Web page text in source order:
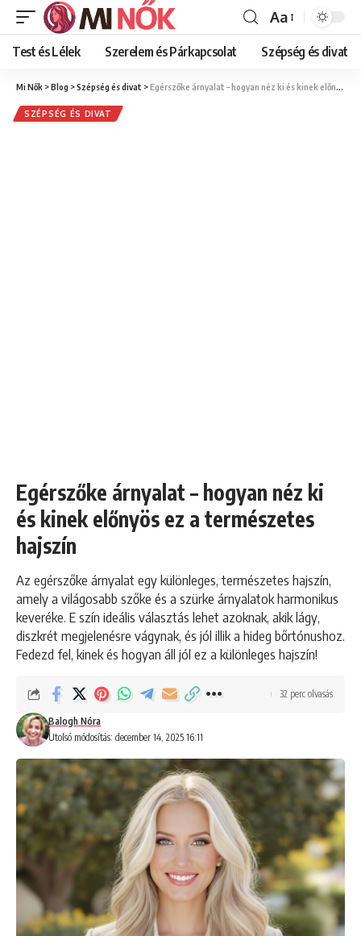
Font
Resizer
Aa
Test és Lélek Szerelem és Párkapcsolat Szépség és divat
Mi Nők >Blog >Szépség és divat >Egérszőke árnyalat – hogyan néz ki és kinek előnyös ez a természetes hajszín
SZÉPSÉG ÉS DIVAT
Egérszőke árnyalat – hogyan néz ki
és kinek előnyös ez a természetes
hajszín
Az egérszőke árnyalat egy különleges, természetes hajszín,
amely a világosabb szőke és a szürke árnyalatok harmonikus
keveréke. E szín ideális választás lehet azoknak, akik lágy,
diszkrét megjelenésre vágynak, és jól illik a hideg bőrtónushoz.
Fedezd fel, kinek és hogyan áll jól ez a különleges hajszín!
Utolsó módosítás: december 14, 2025 16:11
Balogh Nóra
32 perc olvasás